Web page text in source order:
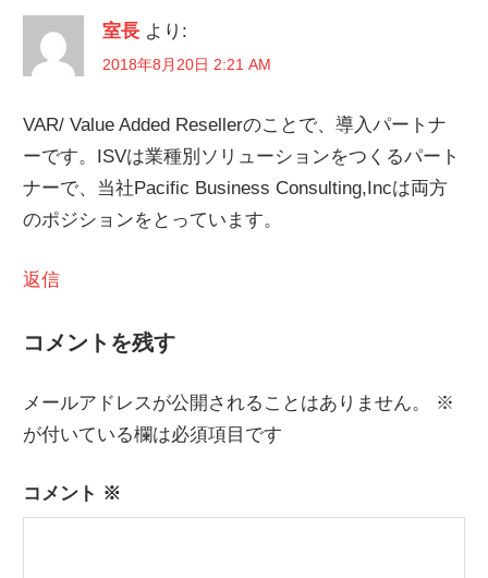
ー
シ
ン
室長 より:
2018年8月20日 2:21 AM
VAR/ Value Added Resellerのことで、導入パートナ
ーです。ISVは業種別ソリューションをつくるパート
ナーで、当社Pacific Business Consulting,Incは両方
のポジションをとっています。
返信
コメントを残す
メールアドレスが公開されることはありません。
※
が付いている欄は必須項目です
コメント ※